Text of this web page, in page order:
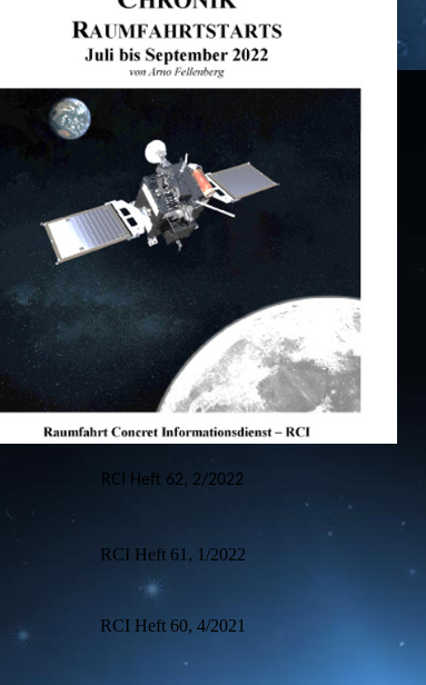
RCI Heft 62, 2/2022
RCI Heft 61, 1/2022
RCI Heft 60, 4/2021